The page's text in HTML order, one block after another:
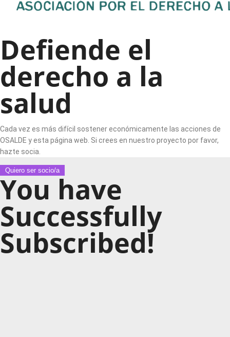
Defiende el
derecho a la
salud
Cada vez es más difícil sostener económicamente las acciones de
OSALDE y esta página web. Si crees en nuestro proyecto por favor,
hazte socia.
Quiero ser socio/a
You have
Successfully
Subscribed!